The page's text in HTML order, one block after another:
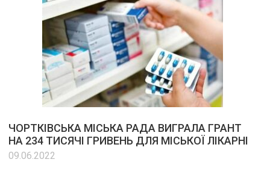
ЧОРТКІВСЬКА МІСЬКА РАДА ВИГРАЛА ГРАНТ
НА 234 ТИСЯЧІ ГРИВЕНЬ ДЛЯ МІСЬКОЇ ЛІКАРНІ
09.06.2022